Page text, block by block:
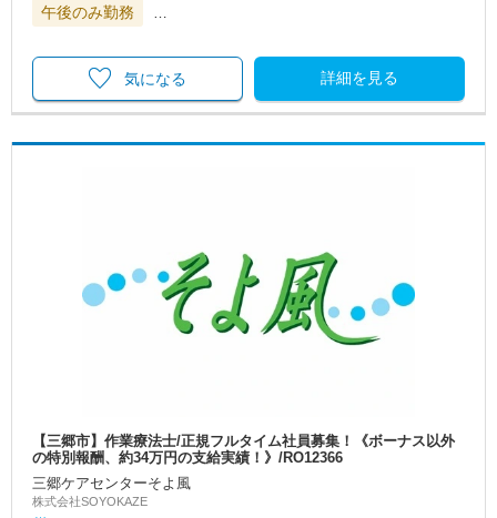
午後のみ勤務
詳細を見る
気になる
【三郷市】作業療法士/正規フルタイム社員募集！《ボーナス以外
の特別報酬、約34万円の支給実績！》/RO12366
三郷ケアセンターそよ風
株式会社SOYOKAZE